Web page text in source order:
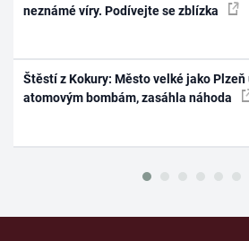
neznámé víry. Podívejte se zblízka
Štěstí z Kokury: Město velké jako
atomovým bombám, zasáhla náhoda